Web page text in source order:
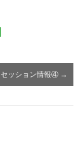
セッション情報④ →